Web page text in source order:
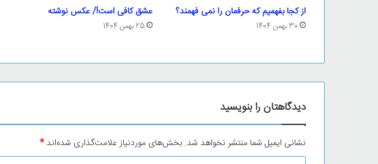
از کجا بفهمیم که حرفمان را نمی فهمند؟
30 بهمن 1404
عشق کافی است!/ عکس نوشته
25 بهمن 1404
دیدگاهتان را بنویسید
نشانی ایمیل شما منتشر نخواهد شد. بخش‌های موردنیاز علامت‌گذاری شده‌اند*